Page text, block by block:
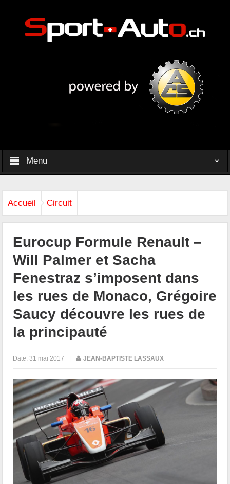
Menu
Accueil Circuit
Eurocup Formule Renault –
Will Palmer et Sacha
Fenestraz s’imposent dans
les rues de Monaco, Grégoire
Saucy découvre les rues de
la principauté
Date:31 mai 2017 | JEAN-BAPTISTE LASSAUX